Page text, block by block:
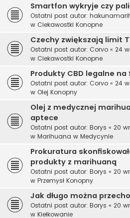
Smartfon wykryje czy
Ostatni post autor:
w Ciekawostki Konopne
Czechy zwiększają limit
Ostatni post autor: Corvo « 24
w Ciekawostki Konopne
Produkty CBD legalne na
Ostatni post autor: Corvo « 24
w Olej Konopny
Olej z medycznej
aptece
Ostatni post autor: Borys « 20
w Marihuana w Medycynie
Prokuratura
produkty z marihuaną
Ostatni post autor: Borys « 20
w Przemysł Konopny
Jak długo można
Ostatni post autor: Borys « 20
w Kiełkowanie